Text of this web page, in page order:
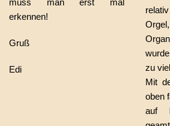
muss man erst mal
erkennen!
Gruß
Edi
zu
Mit
oben
auf